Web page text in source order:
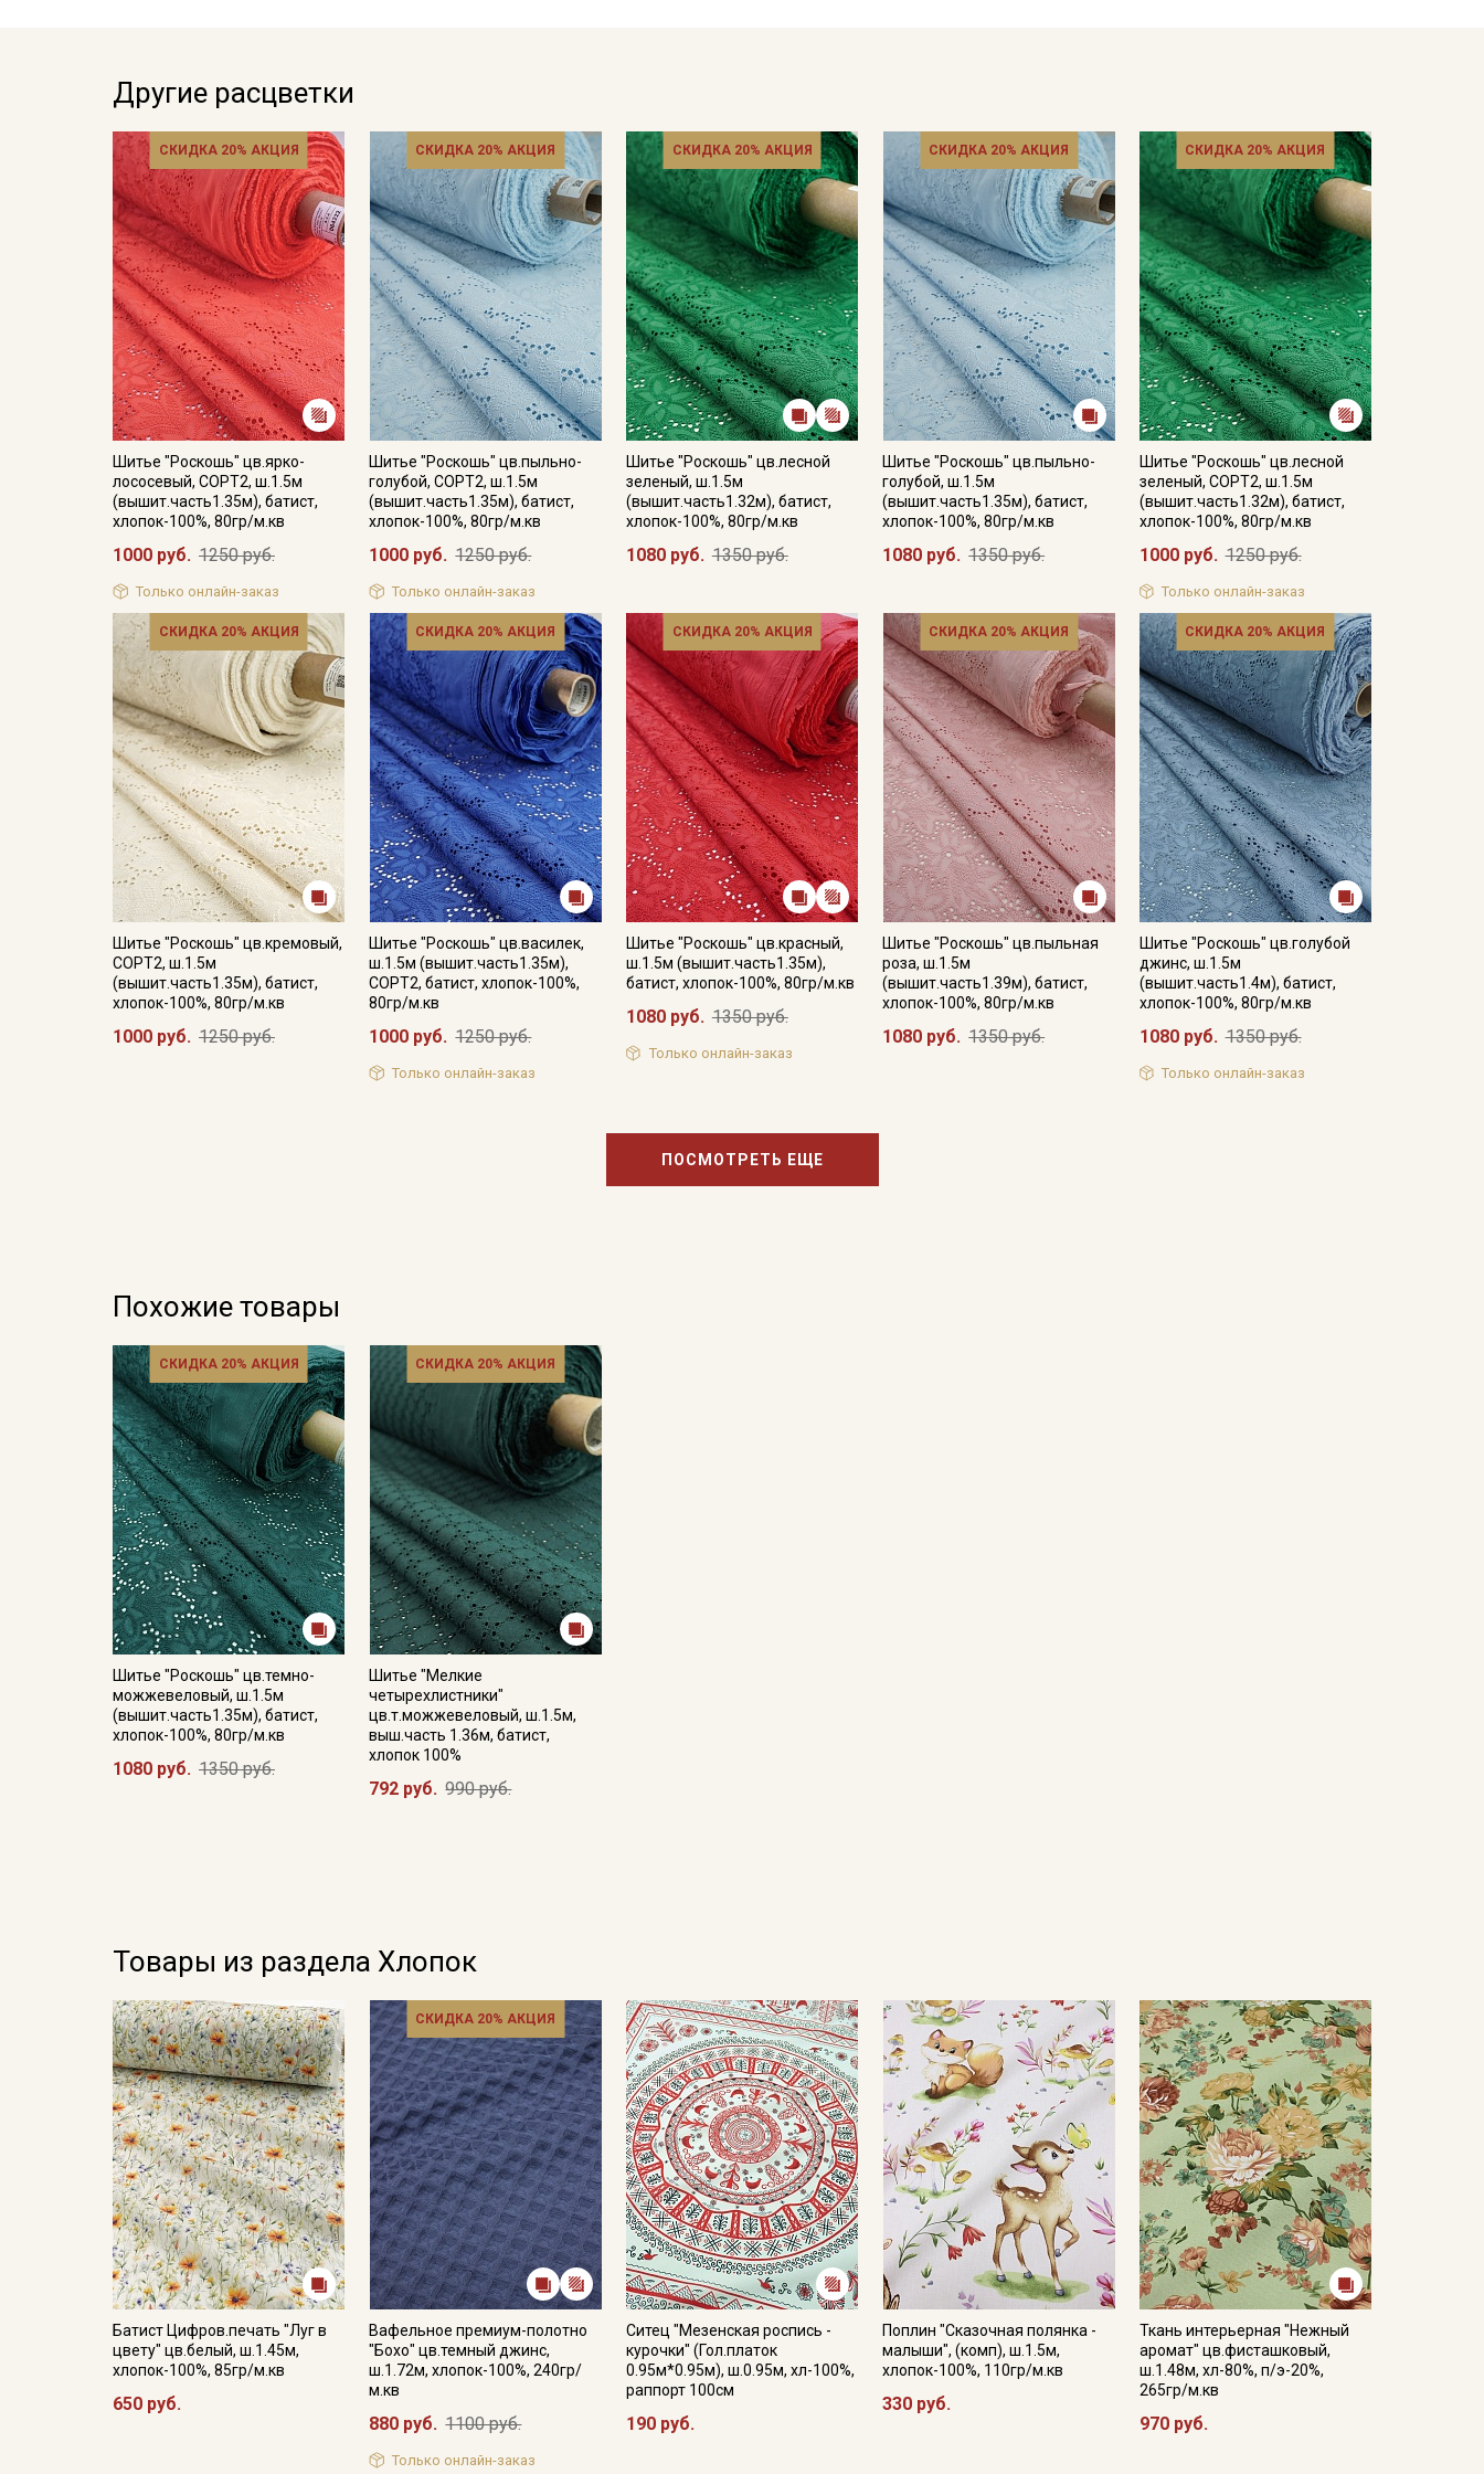
Другие расцветки
СКИДКА 20% АКЦИЯ
Шитье "Роскошь" цв.ярко-
лососевый, СОРТ2, ш.1.5м
(вышит.часть1.35м), батист,
хлопок-100%, 80гр/м.кв
1000 руб. 1250 руб.
Только онлайн-заказ
СКИДКА 20% АКЦИЯ
Шитье "Роскошь" цв.пыльно-
голубой, СОРТ2, ш.1.5м
(вышит.часть1.35м), батист,
хлопок-100%, 80гр/м.кв
1000 руб. 1250 руб.
Только онлайн-заказ
СКИДКА 20% АКЦИЯ
Шитье "Роскошь" цв.лесной
зеленый, ш.1.5м
(вышит.часть1.32м), батист,
хлопок-100%, 80гр/м.кв
1080 руб. 1350 руб.
СКИДКА 20% АКЦИЯ
Шитье "Роскошь" цв.пыльно-
голубой, ш.1.5м
(вышит.часть1.35м), батист,
хлопок-100%, 80гр/м.кв
1080 руб. 1350 руб.
СКИДКА 20% АКЦИЯ
Шитье "Роскошь" цв.лесной
зеленый, СОРТ2, ш.1.5м
(вышит.часть1.32м), батист,
хлопок-100%, 80гр/м.кв
1000 руб. 1250 руб.
Только онлайн-заказ
СКИДКА 20% АКЦИЯ
Шитье "Роскошь" цв.кремовый,
СОРТ2, ш.1.5м
(вышит.часть1.35м), батист,
хлопок-100%, 80гр/м.кв
1000 руб. 1250 руб.
СКИДКА 20% АКЦИЯ
Шитье "Роскошь" цв.василек,
ш.1.5м (вышит.часть1.35м),
СОРТ2, батист, хлопок-100%,
80гр/м.кв
1000 руб. 1250 руб.
Только онлайн-заказ
СКИДКА 20% АКЦИЯ
Шитье "Роскошь" цв.красный,
ш.1.5м (вышит.часть1.35м),
батист, хлопок-100%, 80гр/м.кв
1080 руб. 1350 руб.
Только онлайн-заказ
СКИДКА 20% АКЦИЯ
Шитье "Роскошь" цв.пыльная
роза, ш.1.5м
(вышит.часть1.39м), батист,
хлопок-100%, 80гр/м.кв
1080 руб. 1350 руб.
СКИДКА 20% АКЦИЯ
Шитье "Роскошь" цв.голубой
джинс, ш.1.5м
(вышит.часть1.4м), батист,
хлопок-100%, 80гр/м.кв
1080 руб. 1350 руб.
Только онлайн-заказ
ПОСМОТРЕТЬ ЕЩЕ
Похожие товары
СКИДКА 20% АКЦИЯ
Шитье "Роскошь" цв.темно-
можжевеловый, ш.1.5м
(вышит.часть1.35м), батист,
хлопок-100%, 80гр/м.кв
1080 руб. 1350 руб.
СКИДКА 20% АКЦИЯ
Шитье "Мелкие
четырехлистники"
цв.т.можжевеловый, ш.1.5м,
выш.часть 1.36м, батист,
хлопок 100%
792 руб. 990 руб.
Товары из раздела Хлопок
Батист Цифров.печать "Луг в
цвету" цв.белый, ш.1.45м,
хлопок-100%, 85гр/м.кв
650 руб.
СКИДКА 20% АКЦИЯ
Вафельное премиум-полотно
"Бохо" цв.темный джинс,
ш.1.72м, хлопок-100%, 240гр/
м.кв
880 руб. 1100 руб.
Только онлайн-заказ
Ситец "Мезенская роспись -
курочки" (Гол.платок
0.95м*0.95м), ш.0.95м, хл-100%,
раппорт 100см
190 руб.
Поплин "Сказочная полянка -
малыши", (комп), ш.1.5м,
хлопок-100%, 110гр/м.кв
330 руб.
Ткань интерьерная "Нежный
аромат" цв.фисташковый,
ш.1.48м, хл-80%, п/э-20%,
265гр/м.кв
970 руб.
Секретная рассылка от
Купава
Мы публикуем здесь дополнительные
промокоды и скидки до 30% на узкие
категории тканей
Электронная почта
Ознакомлен(а) сПолитикой обработки персональных
Согласие на обработку персональных